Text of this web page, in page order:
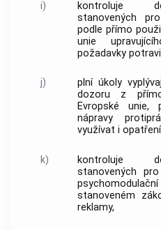
i)
kontroluje
stanovených
podle přímo
unie
požadavky
j)
plní úkoly
dozoru z
Evropské unie,
nápravy
využívat i
k)
kontroluje
stanovených
stanoveném
reklamy,